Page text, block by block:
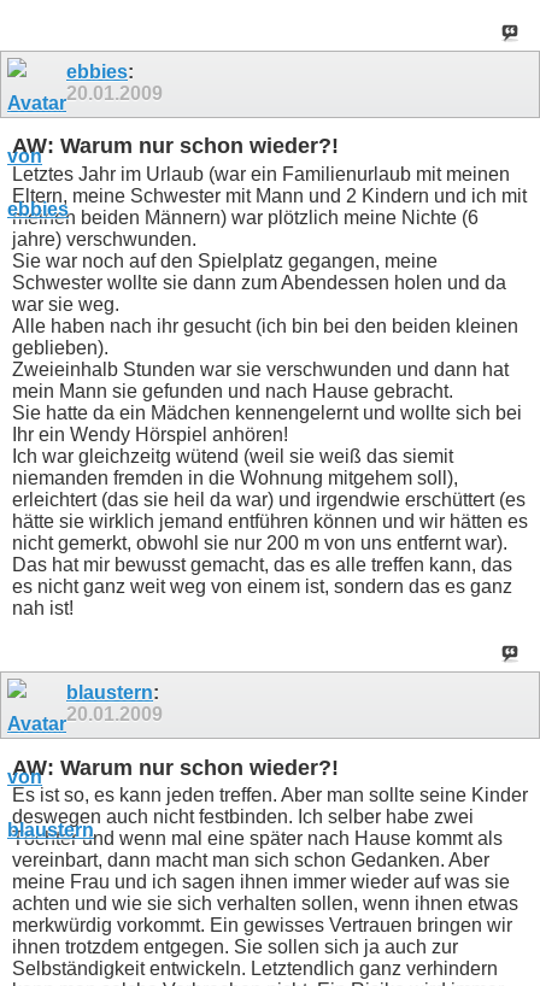
ebbies:
20.01.2009
AW: Warum nur schon wieder?!
Letztes Jahr im Urlaub (war ein Familienurlaub mit meinen
Eltern, meine Schwester mit Mann und 2 Kindern und ich mit
meinen beiden Männern) war plötzlich meine Nichte (6
jahre) verschwunden.
Sie war noch auf den Spielplatz gegangen, meine
Schwester wollte sie dann zum Abendessen holen und da
war sie weg.
Alle haben nach ihr gesucht (ich bin bei den beiden kleinen
geblieben).
Zweieinhalb Stunden war sie verschwunden und dann hat
mein Mann sie gefunden und nach Hause gebracht.
Sie hatte da ein Mädchen kennengelernt und wollte sich bei
Ihr ein Wendy Hörspiel anhören!
Ich war gleichzeitg wütend (weil sie weiß das siemit
niemanden fremden in die Wohnung mitgehem soll),
erleichtert (das sie heil da war) und irgendwie erschüttert (es
hätte sie wirklich jemand entführen können und wir hätten es
nicht gemerkt, obwohl sie nur 200 m von uns entfernt war).
Das hat mir bewusst gemacht, das es alle treffen kann, das
es nicht ganz weit weg von einem ist, sondern das es ganz
nah ist!
blaustern:
20.01.2009
AW: Warum nur schon wieder?!
Es ist so, es kann jeden treffen. Aber man sollte seine Kinder
deswegen auch nicht festbinden. Ich selber habe zwei
Töchter und wenn mal eine später nach Hause kommt als
vereinbart, dann macht man sich schon Gedanken. Aber
meine Frau und ich sagen ihnen immer wieder auf was sie
achten und wie sie sich verhalten sollen, wenn ihnen etwas
merkwürdig vorkommt. Ein gewisses Vertrauen bringen wir
ihnen trotzdem entgegen. Sie sollen sich ja auch zur
Selbständigkeit entwickeln. Letztendlich ganz verhindern